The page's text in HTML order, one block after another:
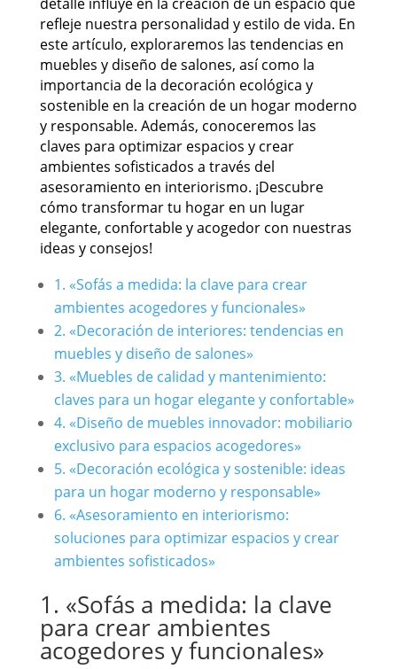
refleje nuestra personalidad y estilo de vida. En
este artículo, exploraremos las tendencias en
muebles y diseño de salones, así como la
importancia de la decoración ecológica y
sostenible en la creación de un hogar moderno
y responsable. Además, conoceremos las
claves para optimizar espacios y crear
ambientes sofisticados a través del
asesoramiento en interiorismo. ¡Descubre
cómo transformar tu hogar en un lugar
elegante, confortable y acogedor con nuestras
ideas y consejos!
1. «Sofás a medida: la clave para crear
ambientes acogedores y funcionales»
2. «Decoración de interiores: tendencias en
muebles y diseño de salones»
3. «Muebles de calidad y mantenimiento:
claves para un hogar elegante y confortable»
4. «Diseño de muebles innovador: mobiliario
exclusivo para espacios acogedores»
5. «Decoración ecológica y sostenible: ideas
para un hogar moderno y responsable»
6. «Asesoramiento en interiorismo:
soluciones para optimizar espacios y crear
ambientes sofisticados»
1. «Sofás a medida: la clave
para crear ambientes
acogedores y funcionales»